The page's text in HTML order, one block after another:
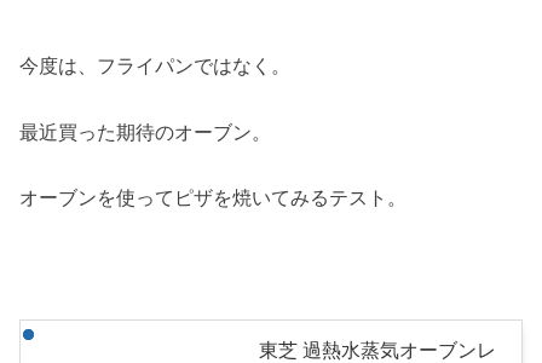
今度は、フライパンではなく。
最近買った期待のオーブン。
オーブンを使ってピザを焼いてみるテスト。
東芝 過熱水蒸気オーブンレ